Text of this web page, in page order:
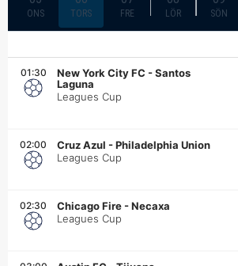
ONS TORS FRE LÖR SÖN
01:30 New York City FC -Santos
Laguna
Leagues Cup
02:00 Cruz Azul -Philadelphia Union
Leagues Cup
02:30 Chicago Fire -Necaxa
Leagues Cup